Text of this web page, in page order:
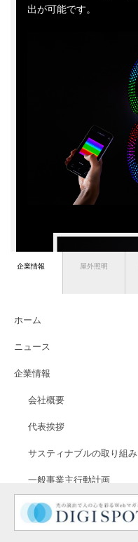
企業情報 屋外照明
ホーム
ニュース
企業情報
会社概要
代表挨拶
サスティナブルの取り組み
一般事業主行動計画
出が可能です。